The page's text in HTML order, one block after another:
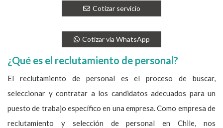
Cotizar servicio
Cotizar vía WhatsApp
¿Qué es el reclutamiento de personal?
El reclutamiento de personal es el proceso de buscar,
seleccionar y contratar a los candidatos adecuados para un
puesto de trabajo específico en una empresa. Como empresa de
reclutamiento y selección de personal en Chile, nos